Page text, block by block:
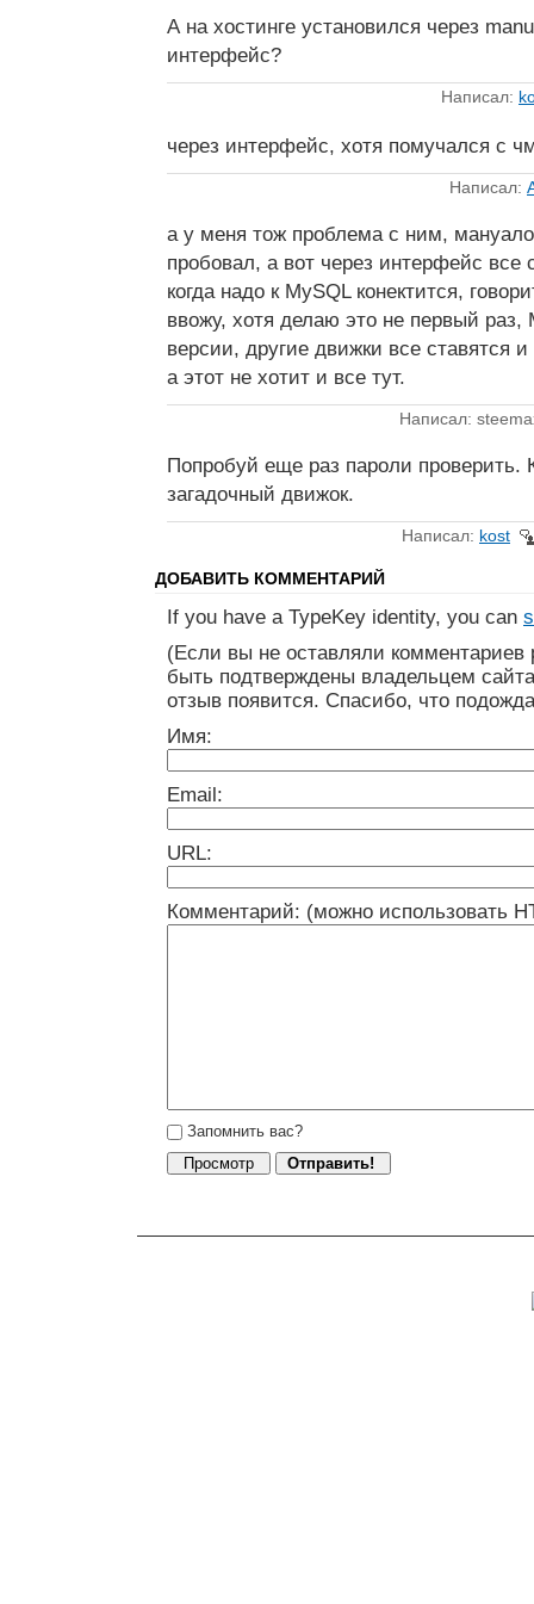
А на хостинге установился через
интерфейс?
Написал:
через интерфейс, хотя помучался с
Написал:
а у меня тож проблема с ним,
пробовал, а вот через интерфейс все
когда надо к MySQL конектится,
ввожу, хотя делаю это не первый раз,
версии, другие движки все ставятся
а этот не хотит и все тут.
Написал:
Попробуй еще раз пароли проверить.
загадочный движок.
Написал: kost
ДОБАВИТЬ КОММЕНТАРИЙ
If you have a TypeKey identity, you can
(Если вы не оставляли
быть подтверждены владельцем
отзыв появится. Спасибо, что
Имя:
Email:
URL:
Комментарий: (можно использовать
Запомнить вас?